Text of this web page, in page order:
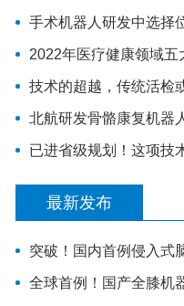
手术机器人研发中选择位置传感器的5
2022年医疗健康领域五
技术的超越，传统活检或
北航研发骨骼康复机器人，助力残疾人
已进省级规划！这项技术未来可撼动医院
最新发布
突破！国内首例侵入式脑机接口视觉重
全球首例！国产全膝机器人创新融合理念，开启智能